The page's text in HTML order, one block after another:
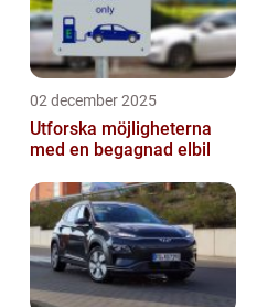
02 december 2025
Utforska möjligheterna
med en begagnad elbil